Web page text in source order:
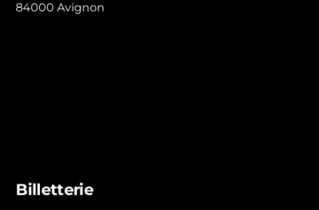
84000 Avignon
Billetterie